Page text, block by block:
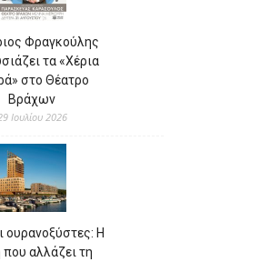
Φραγκούλης
τα «Χέρια
στο Θέατρο
Βράχων
Ιουλίου 2026
ουρανοξύστες: Η
αλλάζει τη